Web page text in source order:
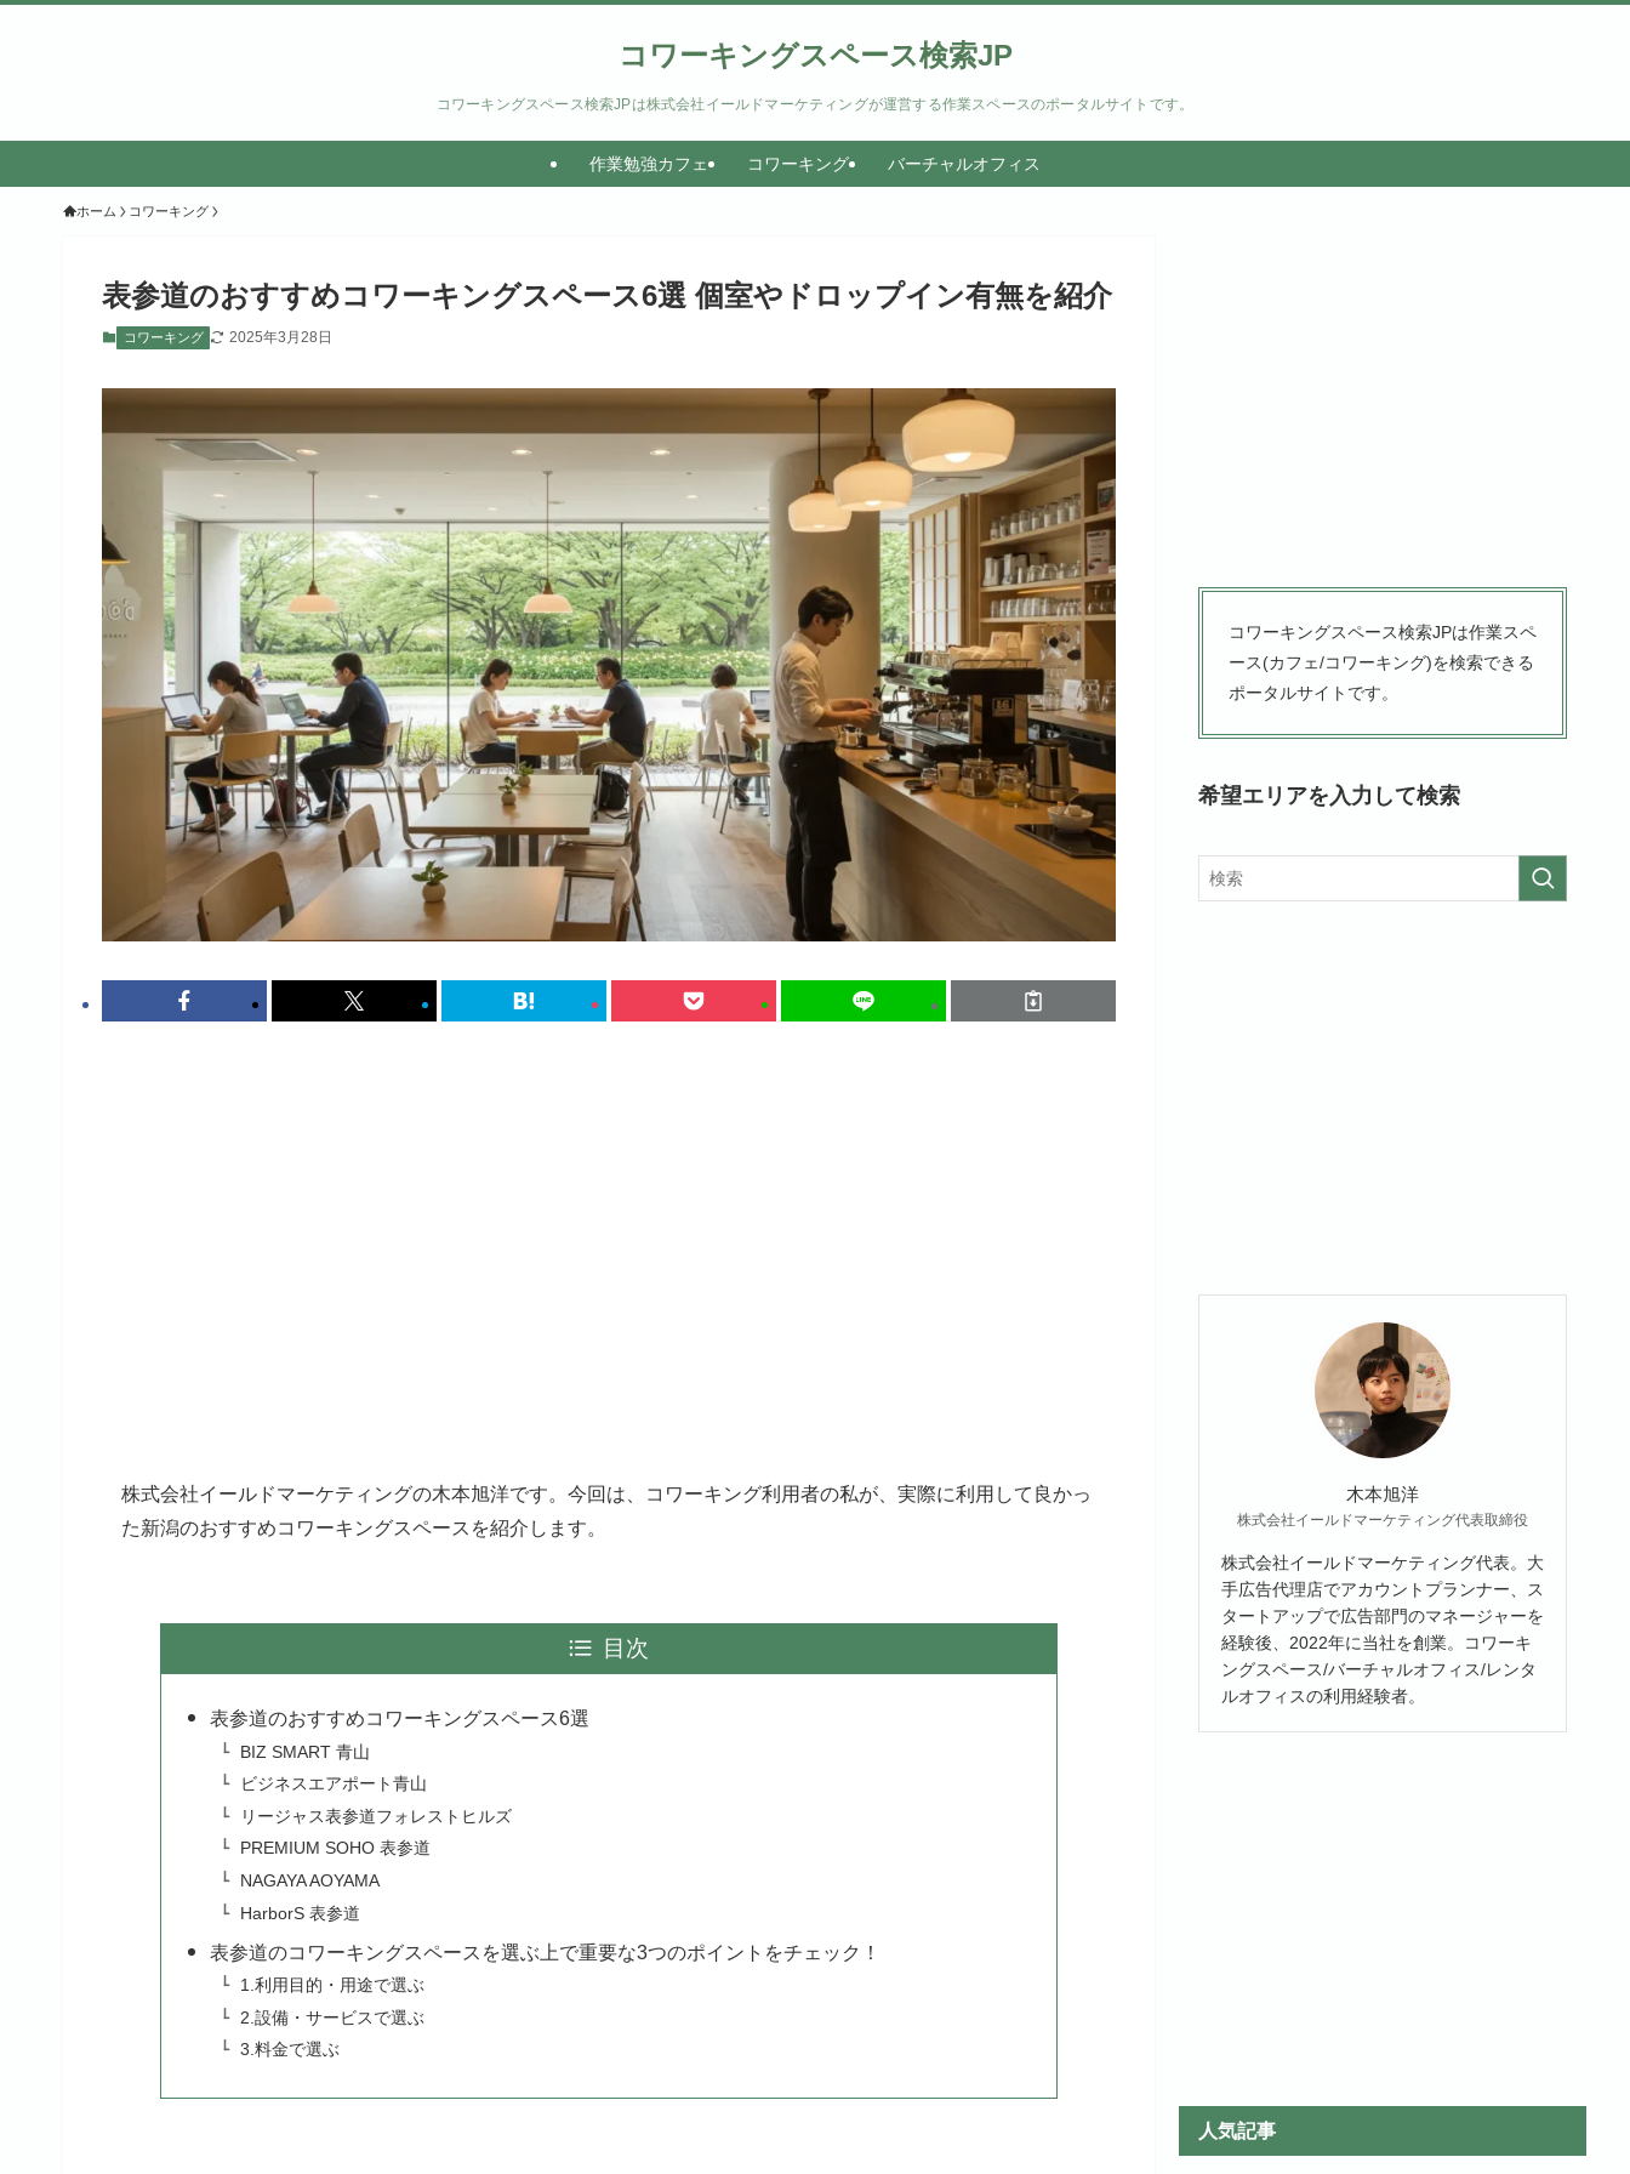
コワーキングスペース検索JP
コワーキングスペース検索JPは株式会社イールドマーケティングが運営する作業スペースのポータルサイトです。
作業勉強カフェ コワーキング バーチャルオフィス
ホーム コワーキング
表参道のおすすめコワーキングスペース6選 個室やドロップイン有無を紹介
コワーキング 2025年3月28日
株式会社イールドマーケティングの木本旭洋です。今回は、コワーキング利用者の私が、実際に利用して良かっ
た新潟のおすすめコワーキングスペースを紹介します。
目次
表参道のおすすめコワーキングスペース6選
BIZ SMART 青山
ビジネスエアポート青山
リージャス表参道フォレストヒルズ
PREMIUM SOHO 表参道
NAGAYA AOYAMA
HarborS 表参道
表参道のコワーキングスペースを選ぶ上で重要な3つのポイントをチェック！
1.利用目的・用途で選ぶ
2.設備・サービスで選ぶ
3.料金で選ぶ
コワーキングスペース検索JPは作業スペ
ース(カフェ/コワーキング)を検索できる
ポータルサイトです。
希望エリアを入力して検索
木本旭洋
株式会社イールドマーケティング代表取締役
株式会社イールドマーケティング代表。大
手広告代理店でアカウントプランナー、ス
タートアップで広告部門のマネージャーを
経験後、2022年に当社を創業。コワーキ
ングスペース/バーチャルオフィス/レンタ
ルオフィスの利用経験者。
人気記事